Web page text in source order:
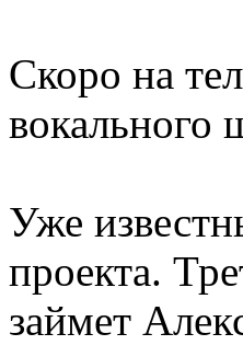
Скоро на
вокального
Уже
проекта.
займет